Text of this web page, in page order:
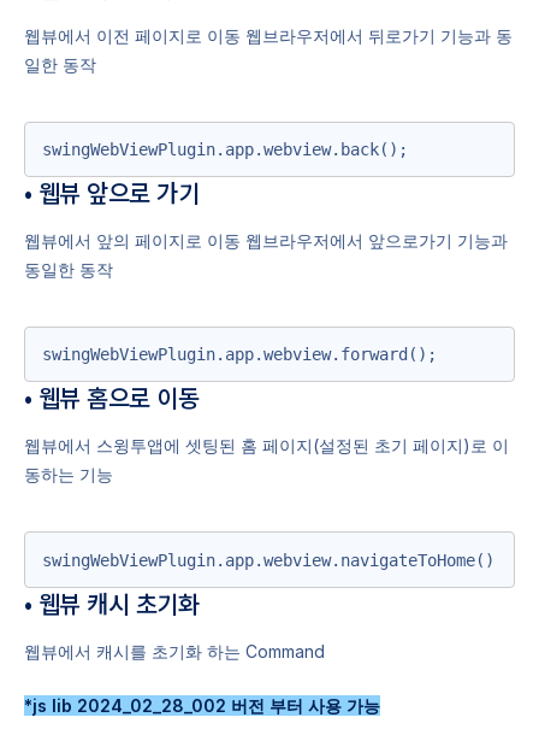
웹뷰에서 이전 페이지로 이동 웹브라우저에서 뒤로가기 기능과 동
일한 동작
swingWebViewPlugin.app.webview.back();
• 웹뷰 앞으로 가기
웹뷰에서 앞의 페이지로 이동 웹브라우저에서 앞으로가기 기능과
동일한 동작
swingWebViewPlugin.app.webview.forward();
• 웹뷰 홈으로 이동
웹뷰에서 스윙투앱에 셋팅된 홈 페이지(설정된 초기 페이지)로 이
동하는 기능
swingWebViewPlugin.app.webview.navigateToHome()
• 웹뷰 캐시 초기화
웹뷰에서 캐시를 초기화 하는 Command
*js lib 2024_02_28_002 버전 부터 사용 가능